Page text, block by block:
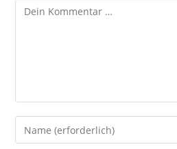
Kommentar
Gib
deinen